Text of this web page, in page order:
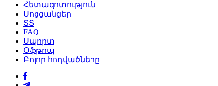
Հետազոտություն
Սոցցանցեր
ՏՏ
FAQ
Սպորտ
Օֆթոպ
Բոլոր հոդվածները